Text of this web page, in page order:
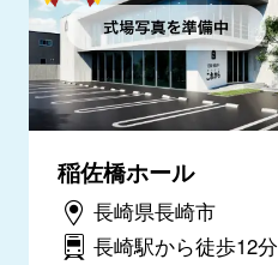
稲佐橋ホール
長崎県長崎市
長崎駅から徒歩12分